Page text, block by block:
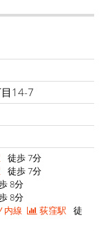
14-7
徒歩 7分
徒歩 7分
8分
8分
内線 荻窪駅 徒